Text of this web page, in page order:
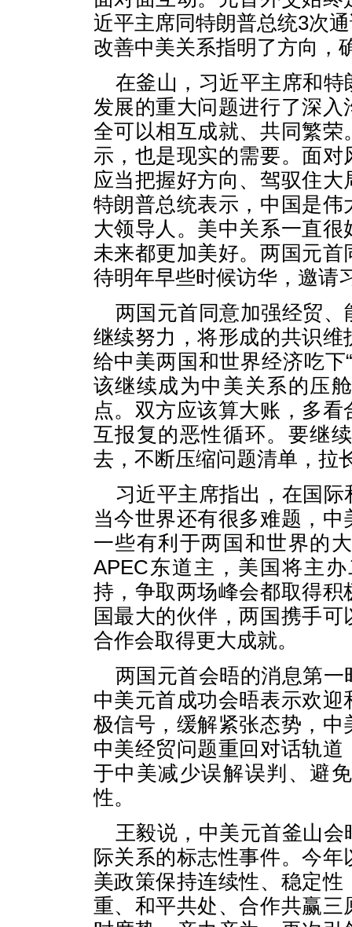
近平主席同特朗普总统3次
改善中美关系指明了方向，
在釜山，习近平主席和
发展的重大问题进行了深
全可以相互成就、共同繁
示，也是现实的需要。面
应当把握好方向、驾驭住
特朗普总统表示，中国是
大领导人。美中关系一直
未来都更加美好。两国元
待明年早些时候访华，邀请
两国元首同意加强经贸
继续努力，将形成的共识
给中美两国和世界经济吃
该继续成为中美关系的压
点。双方应该算大账，多
互报复的恶性循环。要继
去，不断压缩问题清单，拉
习近平主席指出，在国
当今世界还有很多难题，
一些有利于两国和世界的
APEC东道主，美国将主
持，争取两场峰会都取得
国最大的伙伴，两国携手
合作会取得更大成就。
两国元首会晤的消息第
中美元首成功会晤表示欢
极信号，缓解紧张态势，
中美经贸问题重回对话轨
于中美减少误解误判、避
性。
王毅说，中美元首釜山
际关系的标志性事件。今
美政策保持连续性、稳定
重、和平共处、合作共赢